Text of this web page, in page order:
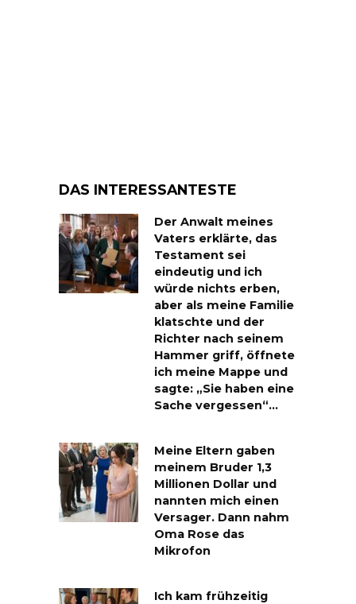
DAS INTERESSANTESTE
Der Anwalt meines
Vaters erklärte, das
Testament sei
eindeutig und ich
würde nichts erben,
aber als meine Familie
klatschte und der
Richter nach seinem
Hammer griff, öffnete
ich meine Mappe und
sagte: „Sie haben eine
Sache vergessen“…
Meine Eltern gaben
meinem Bruder 1,3
Millionen Dollar und
nannten mich einen
Versager. Dann nahm
Oma Rose das
Mikrofon
Ich kam frühzeitig